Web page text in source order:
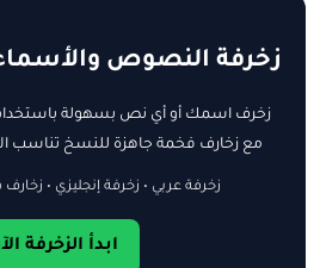
زخرفة النصوص
زخرف اسمك أو أي نص بسهولة باستخدام
مع زخارف فخمة جاهزة للنسخ تناسب
زخرفة عربي • زخرفة إنجليزي •
ابدأ الزخرفة